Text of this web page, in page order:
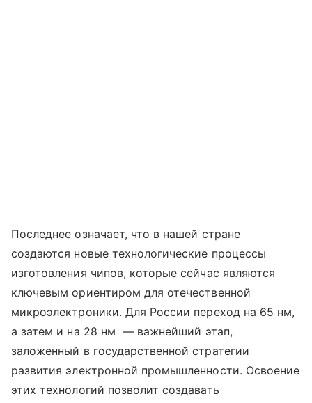
Последнее означает, что в нашей стране
создаются новые технологические процессы
изготовления чипов, которые сейчас являются
ключевым ориентиром для отечественной
микроэлектроники. Для России переход на 65 нм,
а затем и на 28 нм — важнейший этап,
заложенный в государственной стратегии
развития электронной промышленности. Освоение
этих технологий позволит создавать